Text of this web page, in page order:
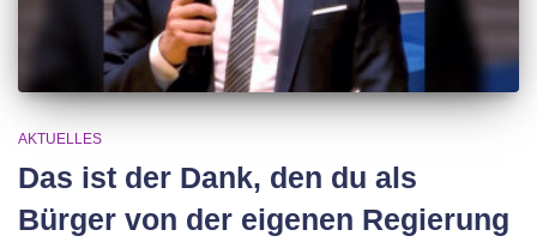
AKTUELLES
Das ist der Dank, den du als
Bürger von der eigenen Regierung